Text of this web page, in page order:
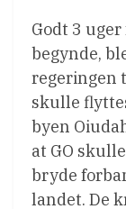
Godt 3
begynde,
regeringen
skulle
byen
at GO
bryde
landet. De